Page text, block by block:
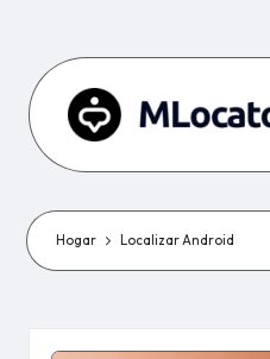
Hogar Localizar Android